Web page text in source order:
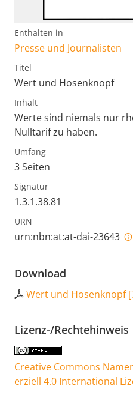
Enthalten in
Presse und Journalisten
Titel
Wert und Hosenknopf
Inhalt
Werte sind niemals nur
Nulltarif zu haben.
Umfang
3 Seiten
Signatur
1.3.1.38.81
URN
urn:nbn:at:at-dai-23643
Download
Wert und Hosenknopf[
Lizenz-/Rechtehinweis
Creative Commons
erziell 4.0 International